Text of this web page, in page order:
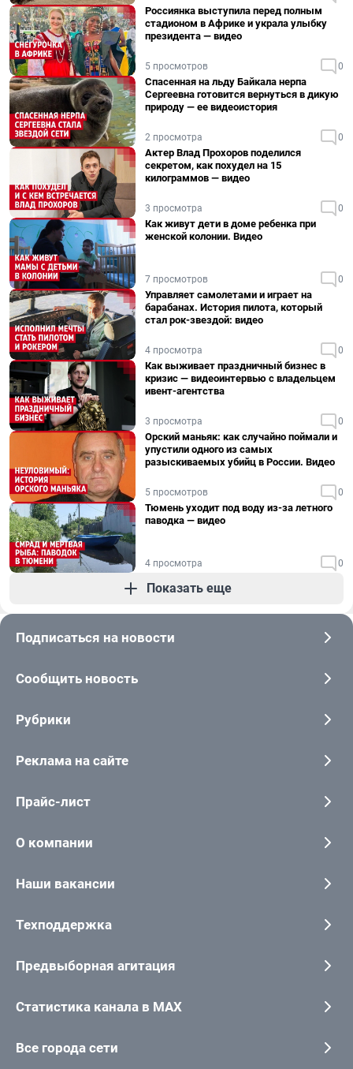
Россиянка выступила перед полным
стадионом в Африке и украла улыбку
президента — видео
5 просмотров 0
Спасенная на льду Байкала нерпа
Сергеевна готовится вернуться в дикую
природу — ее видеоистория
2 просмотра 0
Актер Влад Прохоров поделился
секретом, как похудел на 15
килограммов — видео
3 просмотра 0
Как живут дети в доме ребенка при
женской колонии. Видео
7 просмотров 0
Управляет самолетами и играет на
барабанах. История пилота, который
стал рок-звездой: видео
4 просмотра 0
Как выживает праздничный бизнес в
кризис — видеоинтервью с владельцем
ивент-агентства
3 просмотра 0
Орский маньяк: как случайно поймали и
упустили одного из самых
разыскиваемых убийц в России. Видео
5 просмотров 0
Тюмень уходит под воду из-за летного
паводка — видео
4 просмотра 0
Показать еще
Подписаться на новости
Сообщить новость
Рубрики
Реклама на сайте
Прайс-лист
О компании
Наши вакансии
Техподдержка
Предвыборная агитация
Статистика канала в MAX
Все города сети